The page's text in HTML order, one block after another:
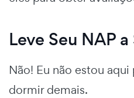
Leve Seu NAP
Não! Eu não estou
dormir demais.